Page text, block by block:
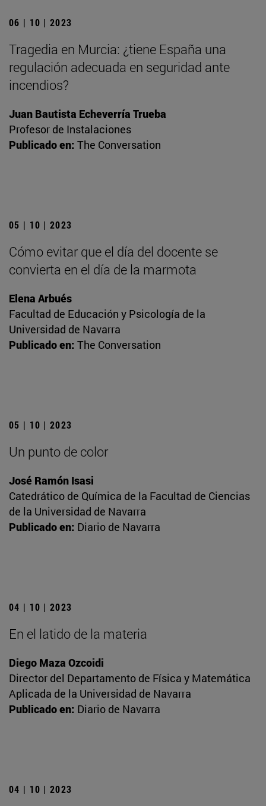
06 | 10 | 2023
Tragedia en Murcia: ¿tiene España una
regulación adecuada en seguridad ante
incendios?
Juan Bautista Echeverría Trueba
Profesor de Instalaciones
Publicado en: The Conversation
05 | 10 | 2023
Cómo evitar que el día del docente se
convierta en el día de la marmota
Elena Arbués
Facultad de Educación y Psicología de la
Universidad de Navarra
Publicado en: The Conversation
05 | 10 | 2023
Un punto de color
José Ramón Isasi
Catedrático de Química de la Facultad de Ciencias
de la Universidad de Navarra
Publicado en: Diario de Navarra
04 | 10 | 2023
En el latido de la materia
Diego Maza Ozcoidi
Director del Departamento de Física y Matemática
Aplicada de la Universidad de Navarra
Publicado en: Diario de Navarra
04 | 10 | 2023